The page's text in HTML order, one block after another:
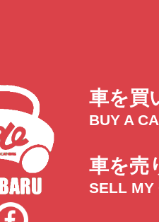
車を買
BUY A
車を売
SELL MY